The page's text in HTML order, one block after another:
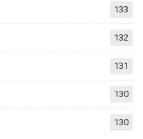
133
132
131
130
130